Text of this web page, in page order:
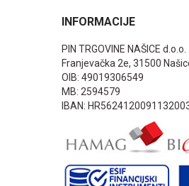
INFORMACIJE
PIN TRGOVINE NAŠICE d.o.o.
Franjevačka 2e, 31500
OIB: 49019306549
MB: 2594579
IBAN: